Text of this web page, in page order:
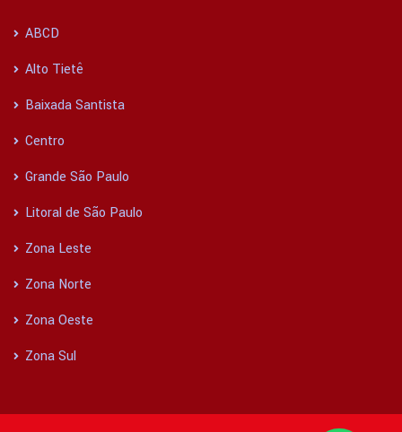
ABCD
Alto Tietê
Baixada Santista
Centro
Grande São Paulo
Litoral de São Paulo
Zona Leste
Zona Norte
Zona Oeste
Zona Sul